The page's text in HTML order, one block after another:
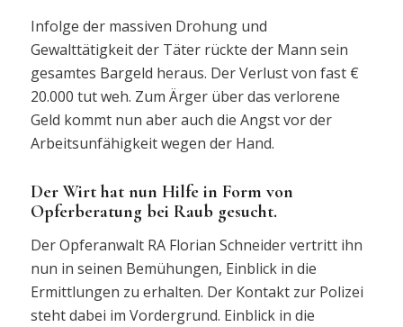
Infolge der massiven Drohung und
Gewalttätigkeit der Täter rückte der Mann sein
gesamtes Bargeld heraus. Der Verlust von fast €
20.000 tut weh. Zum Ärger über das verlorene
Geld kommt nun aber auch die Angst vor der
Arbeitsunfähigkeit wegen der Hand.
Der Wirt hat nun Hilfe in Form von
Opferberatung bei Raub gesucht.
Der Opferanwalt RA Florian Schneider vertritt ihn
nun in seinen Bemühungen, Einblick in die
Ermittlungen zu erhalten. Der Kontakt zur Polizei
steht dabei im Vordergrund. Einblick in die